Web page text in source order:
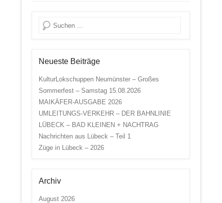
Suche
Neueste Beiträge
KulturLokschuppen Neumünster – Großes
Sommerfest – Samstag 15.08.2026
MAIKÄFER-AUSGABE 2026
UMLEITUNGS-VERKEHR – DER BAHNLINIE
LÜBECK – BAD KLEINEN + NACHTRAG
Nachrichten aus Lübeck – Teil 1
Züge in Lübeck – 2026
Archiv
August 2026